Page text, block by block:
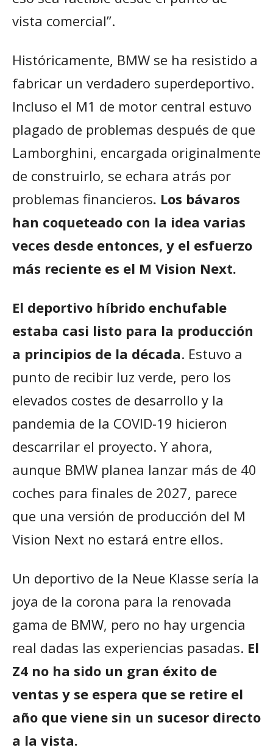
vista comercial”.
Históricamente, BMW se ha resistido a
fabricar un verdadero superdeportivo.
Incluso el M1 de motor central estuvo
plagado de problemas después de que
Lamborghini, encargada originalmente
de construirlo, se echara atrás por
problemas financieros. Los bávaros
han coqueteado con la idea varias
veces desde entonces, y el esfuerzo
más reciente es el M Vision Next.
El deportivo híbrido enchufable
estaba casi listo para la producción
a principios de la década. Estuvo a
punto de recibir luz verde, pero los
elevados costes de desarrollo y la
pandemia de la COVID-19 hicieron
descarrilar el proyecto. Y ahora,
aunque BMW planea lanzar más de 40
coches para finales de 2027, parece
que una versión de producción del M
Vision Next no estará entre ellos.
Un deportivo de la Neue Klasse sería la
joya de la corona para la renovada
gama de BMW, pero no hay urgencia
real dadas las experiencias pasadas. El
Z4 no ha sido un gran éxito de
ventas y se espera que se retire el
año que viene sin un sucesor directo
a la vista.